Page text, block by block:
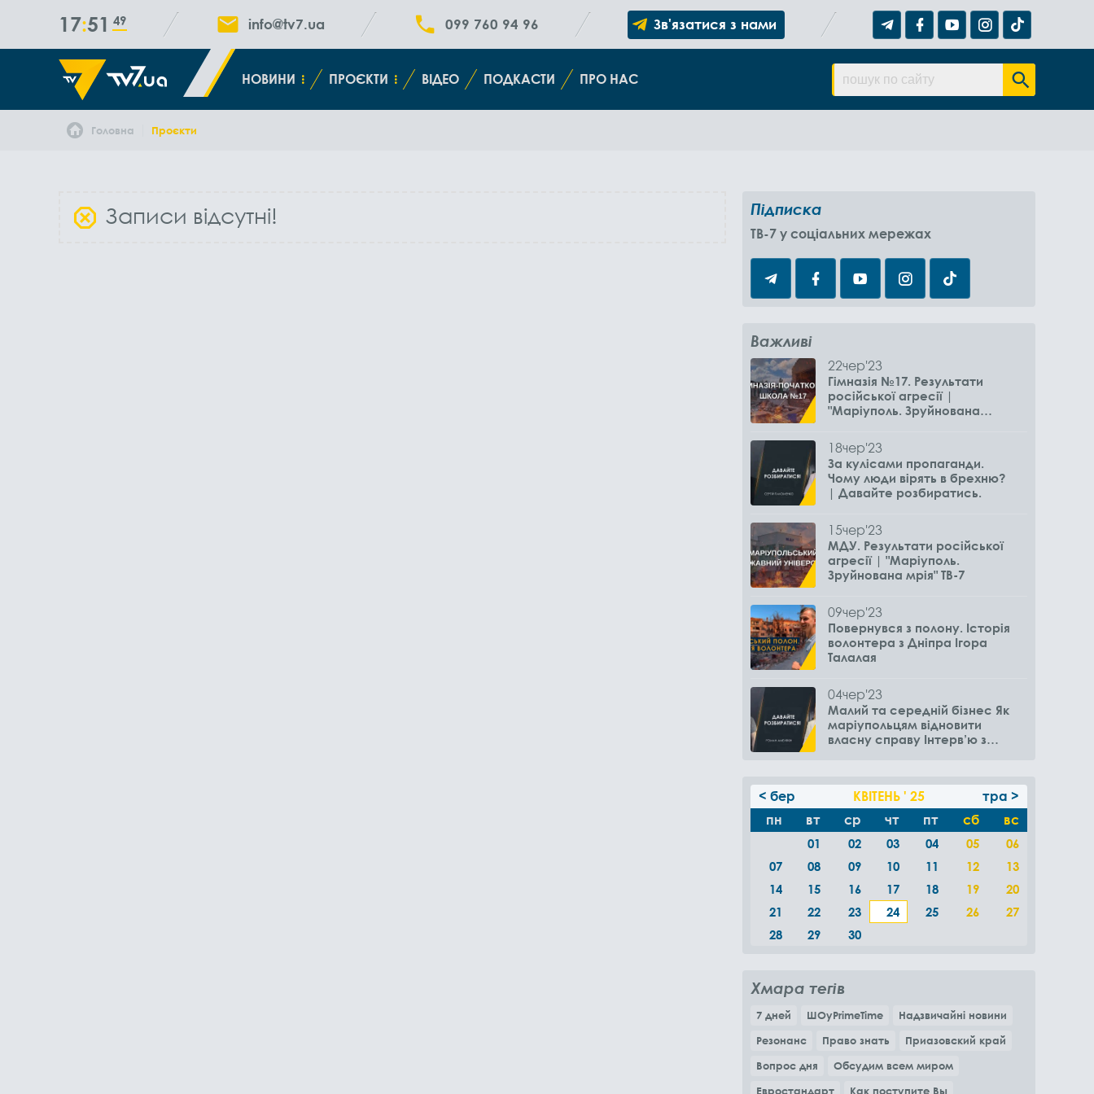
17 51 50 info@tv7.ua 099 760 94 96 Зв'язатися з нами
НОВИНИ ПРОЄКТИ ВІДЕО ПОДКАСТИ ПРО НАС
Головна Проєкти
Записи відсутні! Підписка
TB-7 у соціальних мережах
Важливі
22чер'23
Гімназія №17. Результати
російської агресії |
"Маріуполь. Зруйнована
18чер'23
За кулісами пропаганди.
Чому люди вірять в брехню?
| Давайте розбиратись.
15чер'23
МДУ. Результати російської
агресії | "Маріуполь.
Зруйнована мрія" ТВ-7
09чер'23
Повернувся з полону. Історія
волонтера з Дніпра Ігора
Талалая
04чер'23
Малий та середній бізнес Як
маріупольцям відновити
власну справу Інтерв’ю з
< бер КВІТЕНЬ ' 25
тра >
пн
вт ср чт пт сб вс
01 02 03 04 05
06
07
08 09 10 11 12
13
14
15 16 17 18 19
20
21
22 23 24 25 26
27
28
29 30
Хмара тегів
7 дней ШОуPrimeTime
Надзвичайні новини
Резонанс
Право знать
Приазовский край
Вопрос дня
Обсудим всем миром
Евростандарт
Как поступите Вы